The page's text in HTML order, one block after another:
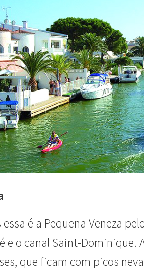
essa é a Pequena Veneza
e o canal Saint-Dominique.
que ficam com picos